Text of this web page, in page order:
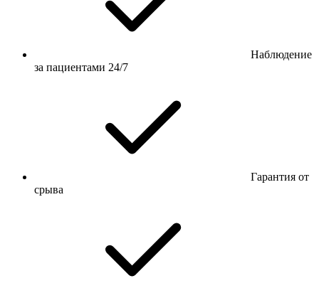
Наблюдение
за пациентами 24/7
Гарантия от
срыва